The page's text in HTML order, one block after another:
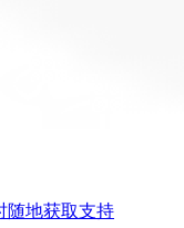
随地获取支持